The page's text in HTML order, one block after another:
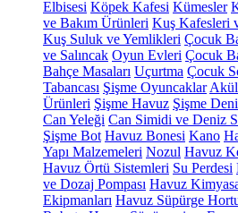
Elbisesi Köpek Kafesi Kümesler
ve Bakım Ürünleri Kuş Kafesleri
Kuş Suluk ve Yemlikleri Çocuk
ve Salıncak Oyun Evleri Çocuk
Bahçe Masaları Uçurtma Çocuk
Tabancası Şişme Oyuncaklar
Ürünleri Şişme Havuz Şişme
Can Yeleği Can Simidi ve Deniz
Şişme Bot Havuz Bonesi Kano
Yapı Malzemeleri Nozul Havuz
Havuz Örtü Sistemleri Su Perdesi
ve Dozaj Pompası Havuz
Ekipmanları Havuz Süpürge